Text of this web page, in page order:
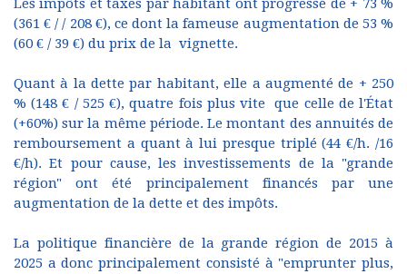
Les impôts et taxes par habitant ont progressé de + 73 %
(361 € / / 208 €), ce dont la fameuse augmentation de 53 %
(60 € / 39 €) du prix de la vignette.
Quant à la dette par habitant, elle a augmenté de + 250
% (148 € / 525 €), quatre fois plus vite que celle de l'État
(+60%) sur la même période. Le montant des annuités de
remboursement a quant à lui presque triplé (44 €/h. /16
€/h). Et pour cause, les investissements de la "grande
région" ont été principalement financés par une
augmentation de la dette et des impôts.
La politique financière de la grande région de 2015 à
2025 a donc principalement consisté à "emprunter plus,